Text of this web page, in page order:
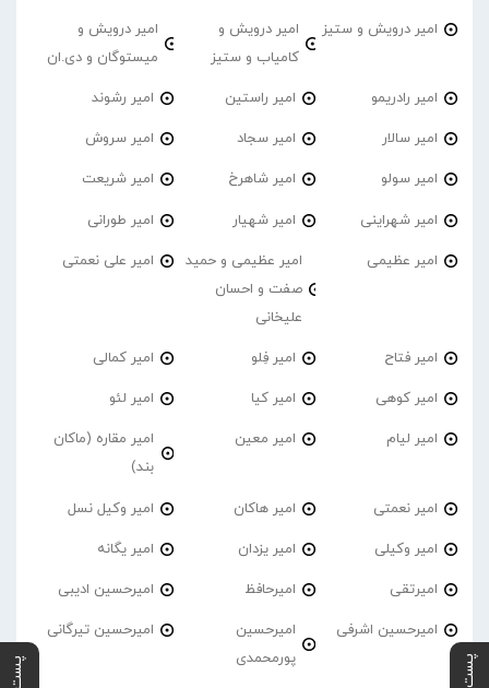
امیر درویش و ستیز
امیر درویش و
کامیاب و ستیز
امیر درویش و
میستوگان و دی.ان
امیر رادریمو امیر راستین امیر رشوند
امیر سالار امیر سجاد امیر سروش
امیر سولو امیر شاهرخ امیر شریعت
امیر شهراینی امیر شهیار امیر طورانی
امیر عظیمی
امیر عظیمی و حمید
صفت و احسان
علیخانی
امیر علی نعمتی
امیر فتاح امیر فِلو امیر کمالی
امیر کوهی امیر کیا امیر لئو
امیر لیام امیر معین
امیر مقاره (ماکان
بند)
امیر نعمتی امیر هاکان امیر وکیل نسل
امیر وکیلی امیر یزدان امیر یگانه
امیرتقی امیرحافظ امیرحسین ادیبی
امیرحسین اشرفی
امیرحسین
پورمحمدی
امیرحسین تیرگانی